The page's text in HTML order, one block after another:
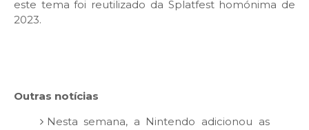
este tema foi reutilizado da Splatfest homónima de
2023.
Outras notícias
Nesta semana, a Nintendo adicionou as